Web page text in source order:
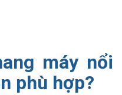
máy nổi
phù hợp?